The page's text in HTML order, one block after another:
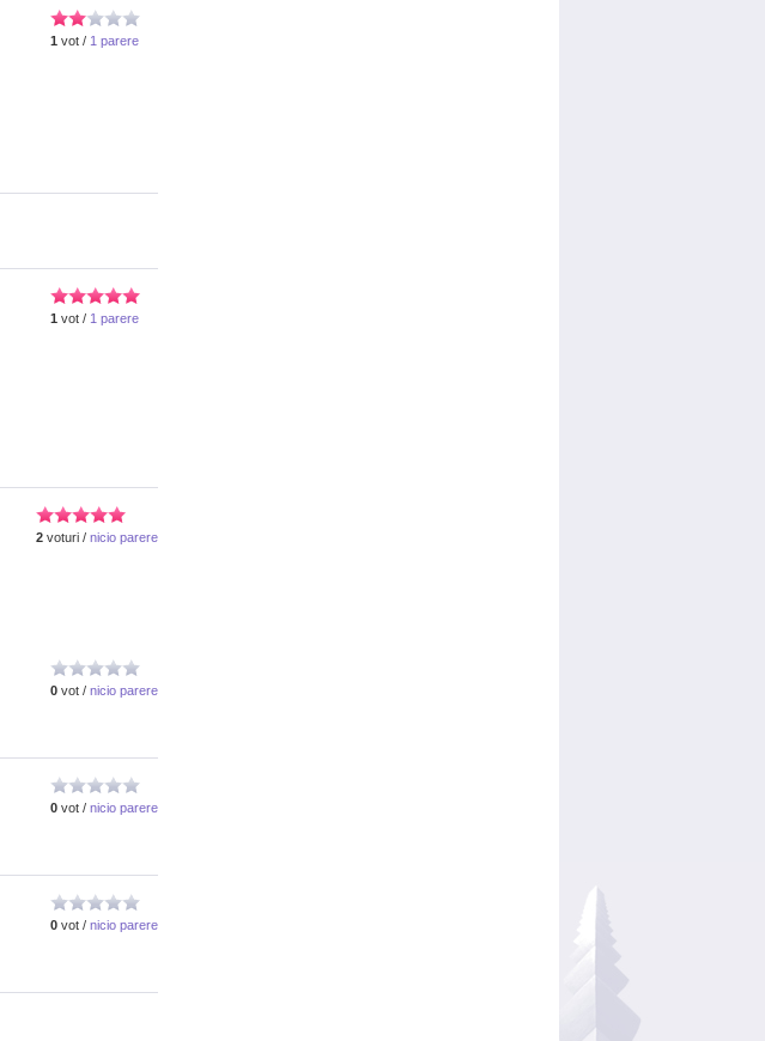
1 vot / 1 parere
1 vot / 1 parere
2 voturi / nicio parere
0 vot / nicio parere
0 vot / nicio parere
0 vot / nicio parere